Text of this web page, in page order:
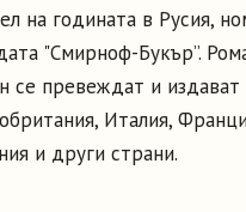
на годината в Русия,
"Смирноф-Букър”.
се превеждат и издават
Италия,
и други страни.